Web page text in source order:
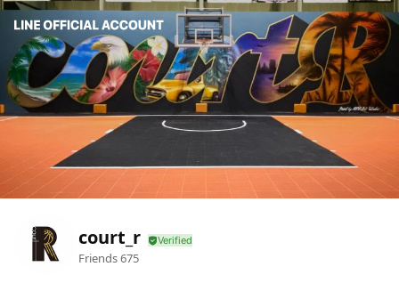
court_r
Friends675